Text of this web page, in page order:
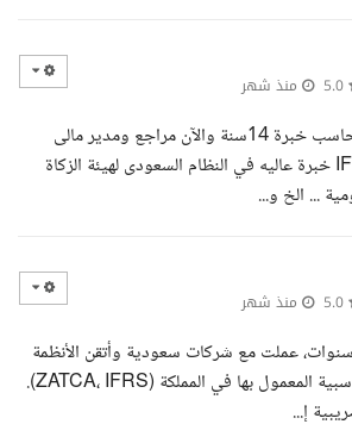
منذ شهر
السلام عليكم حضرتك محاسب خبرة 14سنة والآن مراجع ومدير مالى
دراسة معايير دولية IFRS خبرة عاليه في النظام السعودى لهيئة الزكاة
... الخ و...
منذ شهر
رئيس حسابات بخبرة 6 سنوات، عملت مع شركات سعودية وأتقن الأنظمة
الضريبية والمعايير المحاسبية المعمول بها في المملكة (ZATCA، IFRS).
إ...